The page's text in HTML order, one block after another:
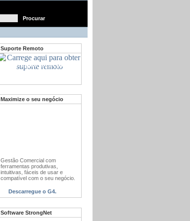
Suporte Remoto
Carregue aqui para
obter suporte remoto
Maximize o seu negócio
Gestão Comercial com
ferramentas produtivas,
intuitivas, fáceis de usar e
compatível com o seu negócio.
Descarregue o G4.
Software StrongNet